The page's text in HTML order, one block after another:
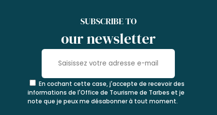
SUBSCRIBE TO
our newsletter
En cochant cette case, j'accepte de recevoir des
informations de l'Office de Tourisme de Tarbes et je
note que je peux me désabonner à tout moment.